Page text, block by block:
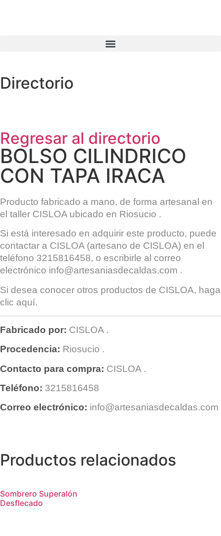
Directorio
Regresar al directorio
BOLSO CILINDRICO
CON TAPA IRACA
Producto fabricado a mano, de forma artesanal en
el taller CISLOA ubicado en Riosucio .
Si está interesado en adquirir este producto, puede
contactar a CISLOA (artesano de CISLOA) en el
teléfono 3215816458, o escribirle al correo
electrónico info@artesaniasdecaldas.com .
Si desea conocer otros productos de CISLOA, haga
clic aquí.
Fabricado por: CISLOA .
Procedencia: Riosucio .
Contacto para compra: CISLOA .
Teléfono: 3215816458
Correo electrónico: info@artesaniasdecaldas.com
Productos relacionados
Sombrero Superalón
Desflecado